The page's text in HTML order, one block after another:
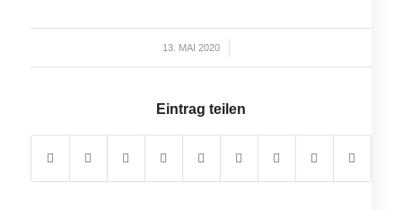
13. MAI 2020
/
Eintrag teilen